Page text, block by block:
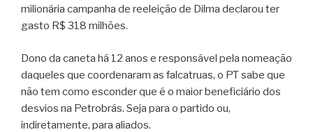
milionária campanha de reeleição de Dilma declarou ter
gasto R$ 318 milhões.
Dono da caneta há 12 anos e responsável pela nomeação
daqueles que coordenaram as falcatruas, o PT sabe que
não tem como esconder que é o maior beneficiário dos
desvios na Petrobrás. Seja para o partido ou,
indiretamente, para aliados.